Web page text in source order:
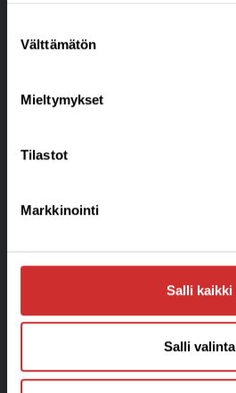
valinta
Välttämätön
Mieltymykset
Tilastot
Markkinointi
Salli kaikki
Salli valinta
Aplico Oy Ratakatu 24 • 08150 Lohja
info@aplico.fi
Blogi